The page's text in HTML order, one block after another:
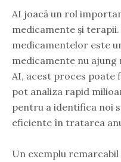
AI joacă un rol
medicamente și
medicamentelor este
medicamente nu ajung
AI, acest proces
pot analiza rapid
pentru a identifica noi
eficiente în tratarea
Un exemplu